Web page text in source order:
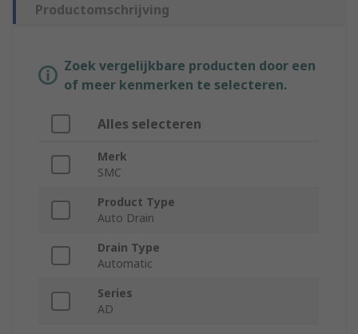
Productomschrijving
Zoek vergelijkbare producten door een
of meer kenmerken te selecteren.
Alles selecteren
Merk
SMC
Product Type
Auto Drain
Drain Type
Automatic
Series
AD